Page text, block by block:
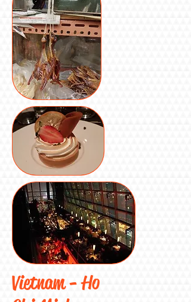
Vietnam - Ho